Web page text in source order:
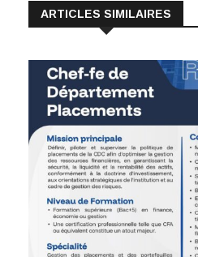
ARTICLES SIMILAIRES